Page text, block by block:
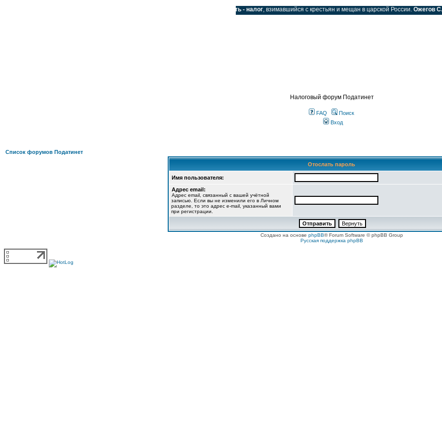
Подать - налог, взимавшийся с крестьян и мещан в царской России.Ожегов
Налоговый форум Податинет
FAQ
Поиск
Вход
Список форумов Податинет
Отослать пароль
Имя пользователя:
Адрес email:
Адрес email, связанный с вашей учётной
записью. Если вы не изменили его в Личном
разделе, то это адрес e-mail, указанный вами
при регистрации.
Создано на основе phpBB® Forum Software © phpBB Group
Русская поддержка phpBB